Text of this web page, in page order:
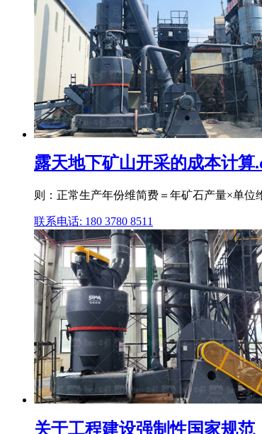
露天地下矿山开采的成本计算
则：正常生产年份维简费＝年矿石产量×单
联系电话: 180 3780 8511
关于工程建设强制性国家规